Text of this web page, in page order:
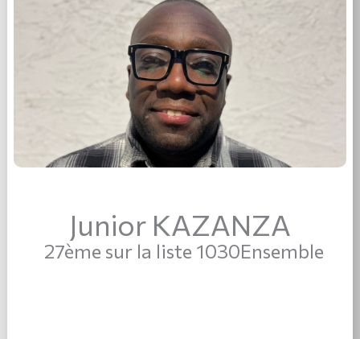
Junior KAZANZA
27ème sur la liste 1030Ensemble